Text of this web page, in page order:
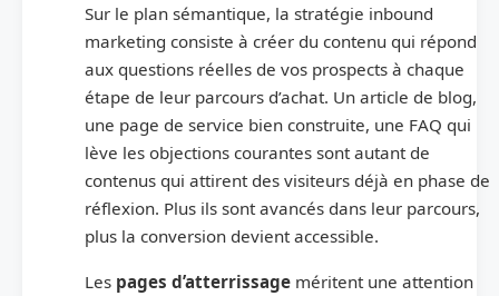
Sur le plan sémantique, la stratégie inbound
marketing consiste à créer du contenu qui répond
aux questions réelles de vos prospects à chaque
étape de leur parcours d’achat. Un article de blog,
une page de service bien construite, une FAQ qui
lève les objections courantes sont autant de
contenus qui attirent des visiteurs déjà en phase de
réflexion. Plus ils sont avancés dans leur parcours,
plus la conversion devient accessible.
Les pages d’atterrissage méritent une attention